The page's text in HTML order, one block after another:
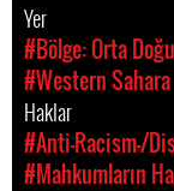
Yer
#Bölge: Orta
#Western Sahara
Haklar
#Anti-Racism-/
#Mahkumların